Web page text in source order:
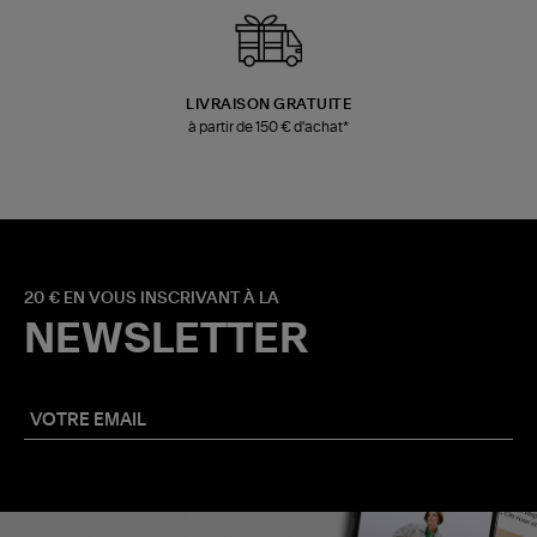
LIVRAISON GRATUITE
à partir de 150 € d'achat*
20 € EN VOUS INSCRIVANT À LA
NEWSLETTER